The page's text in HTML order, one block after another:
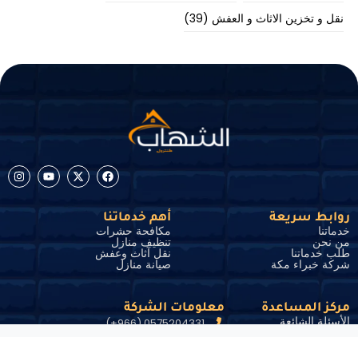
نقل و تخزين الاثاث و العفش (39)
روابط سريعة
خدماتنا
من نحن
طلب خدماتنا
شركة خبراء مكة
أهم خدماتنا
مكافحة حشرات
تنظيف منازل
نقل آثاث وعفش
صيانة منازل
مركز المساعدة
الأسئلة الشائعة
معلومات الشركة
0575204331 (966+)